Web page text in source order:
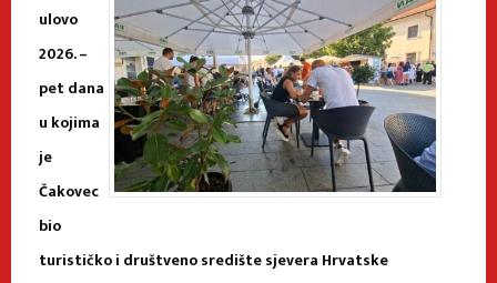
ulovo
2026. –
pet dana
u kojima
je
Čakovec
bio
turističko i društveno središte sjevera Hrvatske